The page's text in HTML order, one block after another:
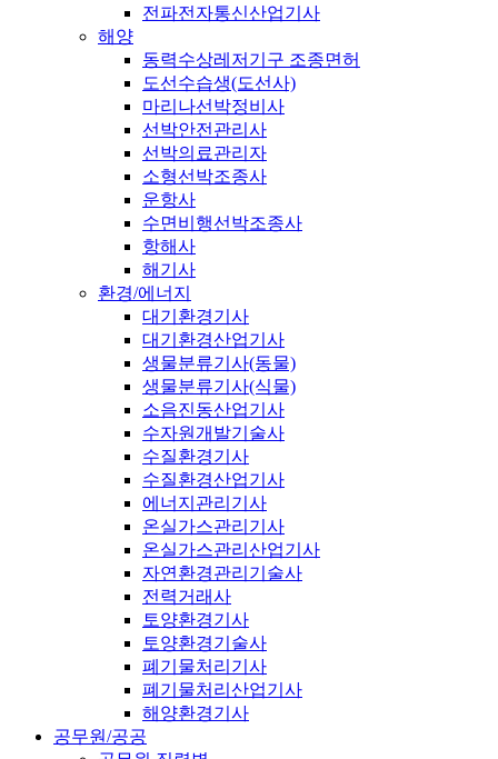
전파전자통신산업기사
해양
동력수상레저기구 조종면허
도선수습생(도선사)
마리나선박정비사
선박안전관리사
선박의료관리자
소형선박조종사
운항사
수면비행선박조종사
항해사
해기사
환경/에너지
대기환경기사
대기환경산업기사
생물분류기사(동물)
생물분류기사(식물)
소음진동산업기사
수자원개발기술사
수질환경기사
수질환경산업기사
에너지관리기사
온실가스관리기사
온실가스관리산업기사
자연환경관리기술사
전력거래사
토양환경기사
토양환경기술사
폐기물처리기사
폐기물처리산업기사
해양환경기사
공무원/공공